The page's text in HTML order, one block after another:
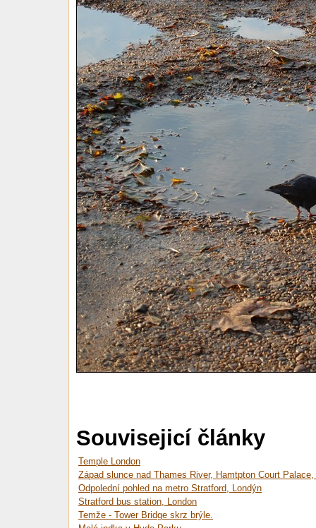
Souvisejicí články
Temple London
Západ slunce nad Thames River, Hamtpton Court Palace,
Odpolední pohled na metro Stratford, Londýn
Stratford bus station, London
Temže - Tower Bridge skrz brýle.